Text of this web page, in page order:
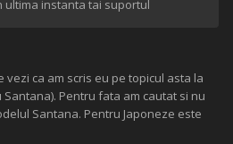
ultima instanta tai suportul
vezi ca am scris eu pe topicul asta la
Pentru fata am cautat si nu
Santana. Pentru Japoneze este